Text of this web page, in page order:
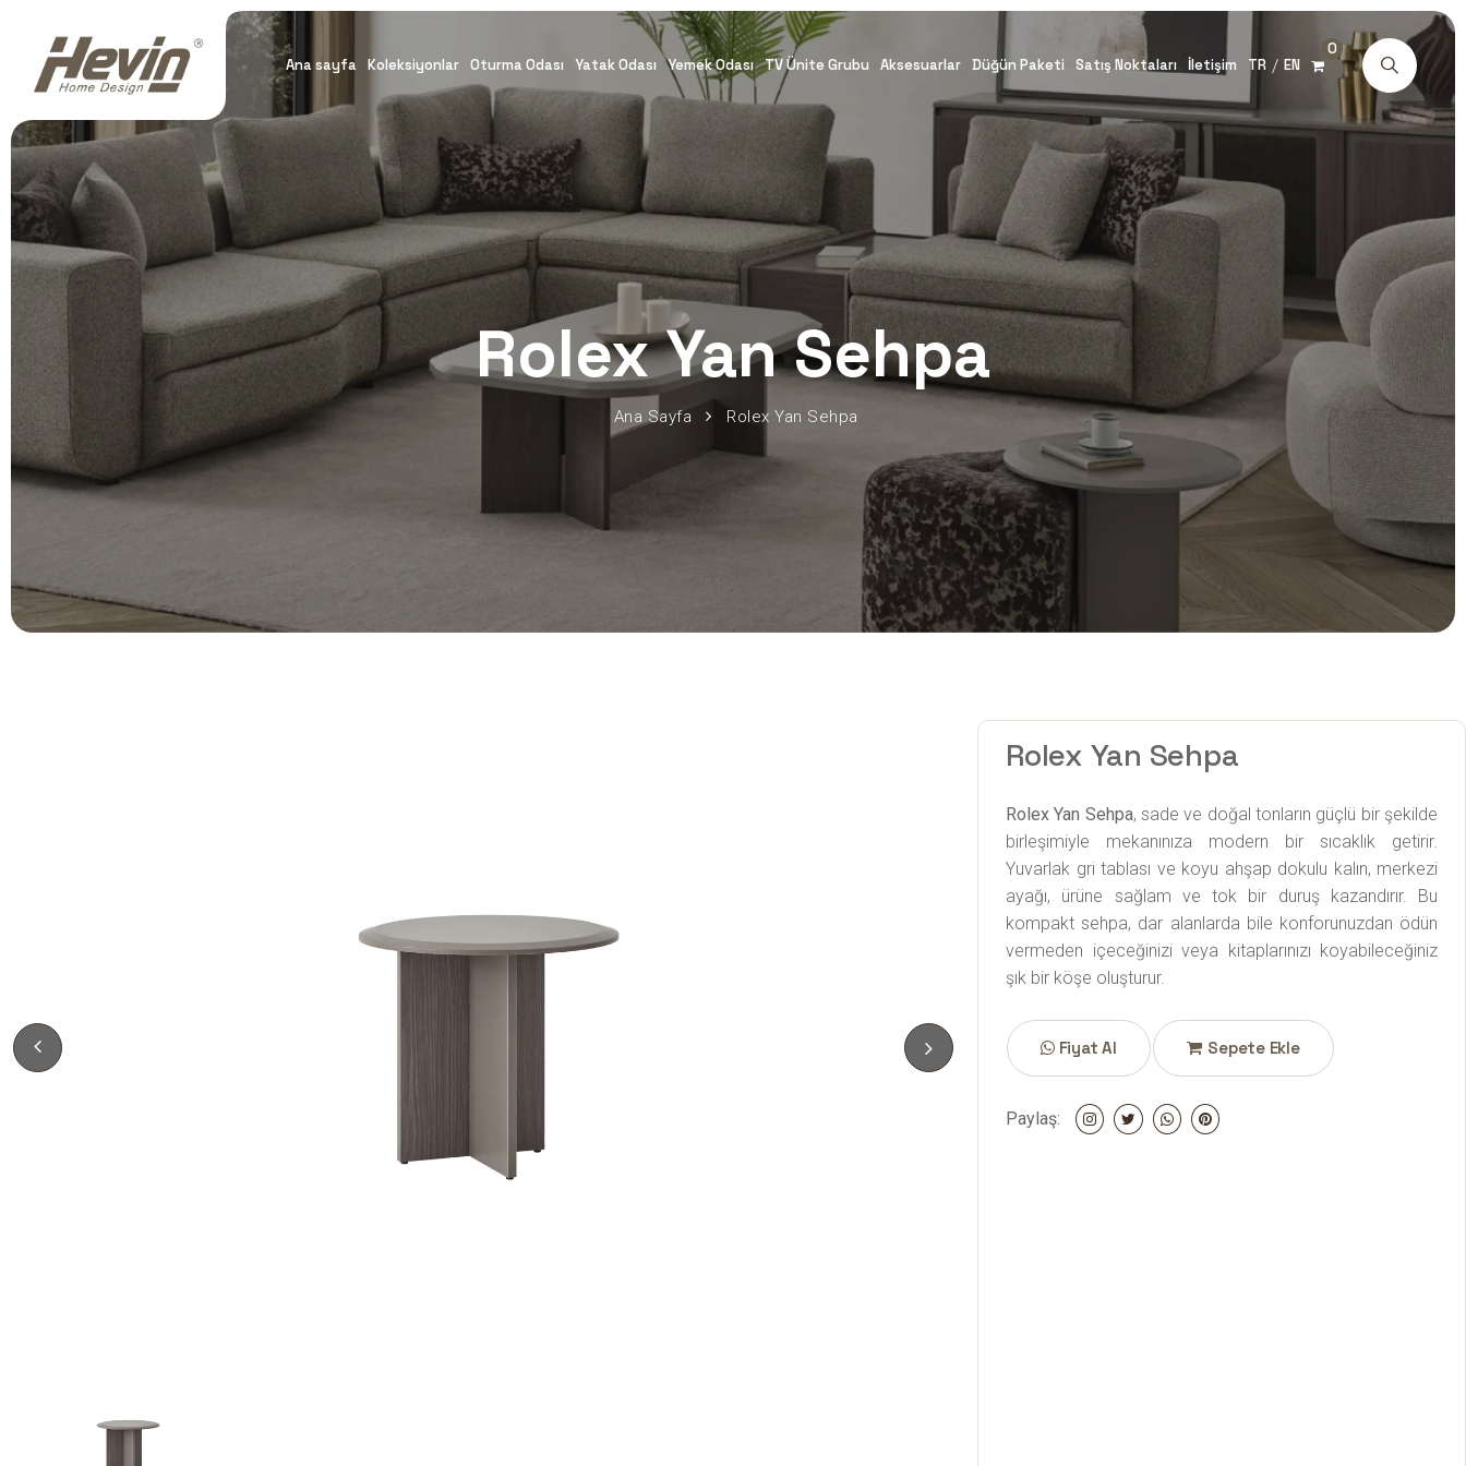
Ana sayfa Koleksiyonlar Oturma Odası Yatak Odası Yemek Odası TV Ünite Grubu Aksesuarlar Düğün Paketi Satış Noktaları İletişim TR / EN
0
Rolex Yan Sehpa
Ana Sayfa Rolex Yan Sehpa
Rolex Yan Sehpa
Rolex Yan Sehpa, sade ve doğal tonların güçlü bir şekilde
birleşimiyle mekanınıza modern bir sıcaklık getirir.
Yuvarlak gri tablası ve koyu ahşap dokulu kalın, merkezi
ayağı, ürüne sağlam ve tok bir duruş kazandırır. Bu
kompakt sehpa, dar alanlarda bile konforunuzdan ödün
vermeden içeceğinizi veya kitaplarınızı koyabileceğiniz
şık bir köşe oluşturur.
Fiyat Al Sepete Ekle
Paylaş: